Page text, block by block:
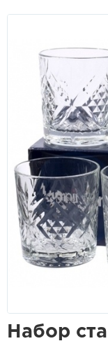
Набор